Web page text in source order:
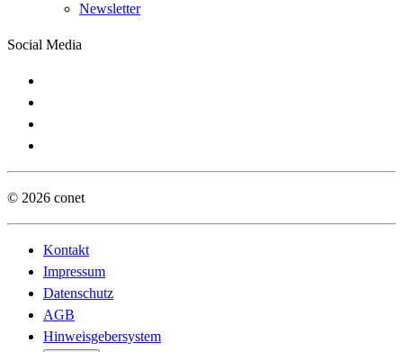
Newsletter
Social Media
© 2026 conet
Kontakt
Impressum
Datenschutz
AGB
Hinweisgebersystem